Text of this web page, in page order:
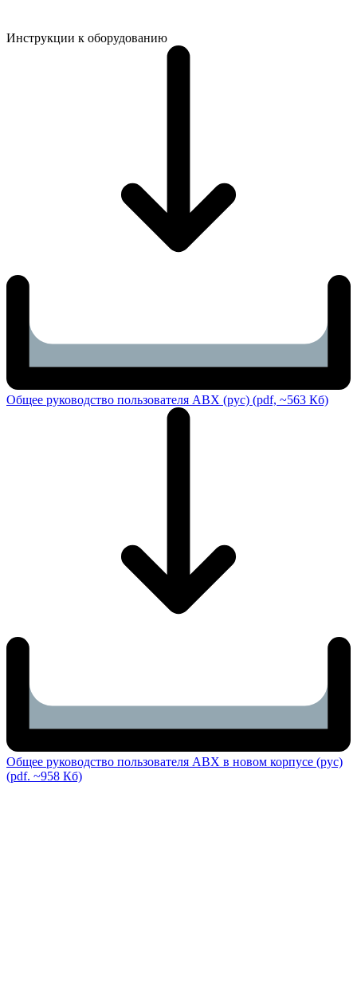
Инструкции к оборудованию
Общее руководство пользователя ABX (рус) (pdf, ~563 Кб)
Общее руководство пользователя ABX в новом корпусе (рус)
(pdf. ~958 Кб)